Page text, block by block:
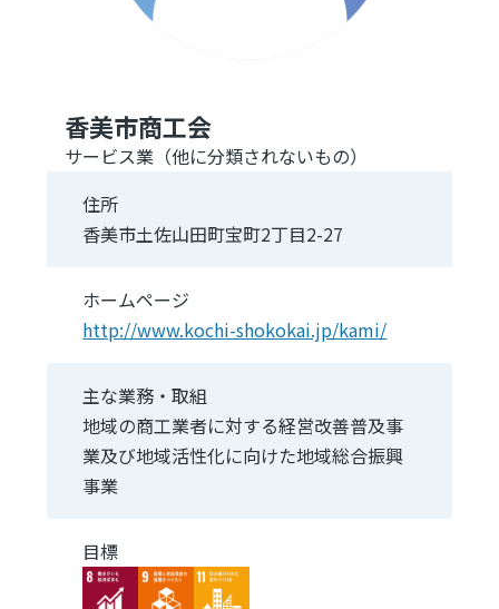
香美市商工会
サービス業（他に分類されないもの）
住所
香美市土佐山田町宝町2丁目2-27
ホームページ
http://www.kochi-shokokai.jp/kami/
主な業務・取組
地域の商工業者に対する経営改善普及事
業及び地域活性化に向けた地域総合振興
事業
目標
Image
Image Image